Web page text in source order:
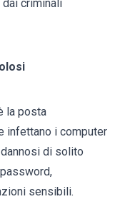
criminali
la posta
infettano i computer
di solito
sensibili.